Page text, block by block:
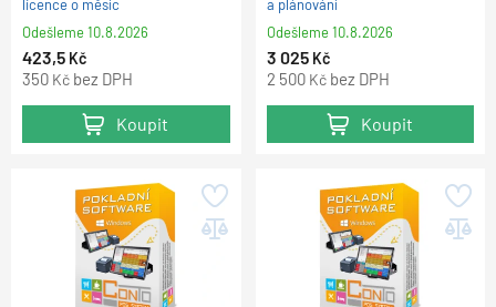
licence o měsíc
Odešleme10.8.2026
423,5 Kč
350 Kč bez DPH
Koupit
a plánování
Odešleme10.8.2026
3 025 Kč
2 500 Kč bez DPH
Koupit